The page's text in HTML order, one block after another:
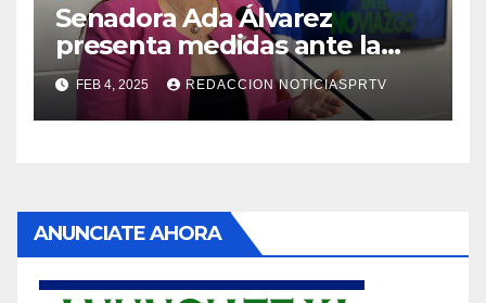
Senadora Ada Álvarez
presenta medidas ante la
violencia en el noviazgo
FEB 4, 2025 REDACCION NOTICIASPRTV
ANUNCIATE AHORA